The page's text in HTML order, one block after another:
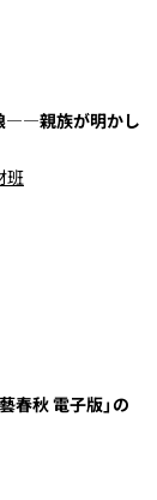
――親族が明かし
班
春秋 電子版」の